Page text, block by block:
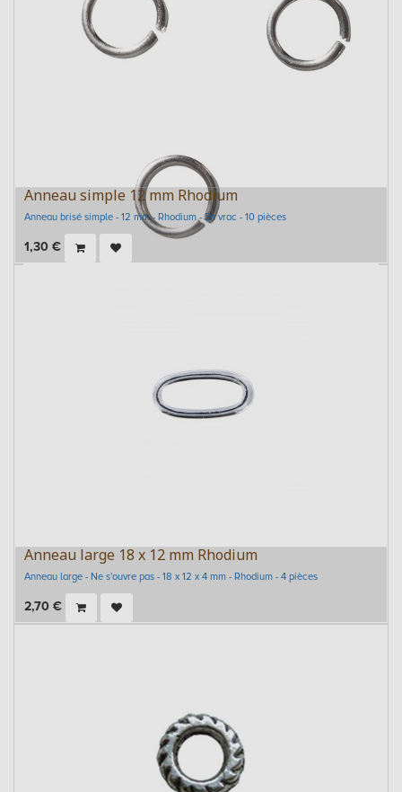
Anneau simple 12 mm Rhodium
Anneau brisé simple - 12 mm - Rhodium - En vrac - 10 pièces
1,30 €
Anneau large 18 x 12 mm Rhodium
Anneau large - Ne s'ouvre pas - 18 x 12 x 4 mm - Rhodium - 4 pièces
2,70 €